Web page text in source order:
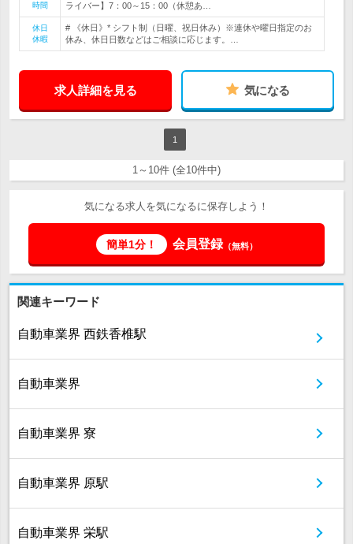
時間
ライバー】7：00～15：00（休憩あ…
休日
休暇
# 《休日》* シフト制（日曜、祝日休み）※連休や曜日指定のお
休み、休日日数などはご相談に応じます。…
求人詳細を見る 気になる
1
1～10件 (全10件中)
気になる求人を気になるに保存しよう！
簡単1分！ 会員登録（無料）
関連キーワード
自動車業界 西鉄香椎駅
自動車業界
自動車業界 寮
自動車業界 原駅
自動車業界 栄駅